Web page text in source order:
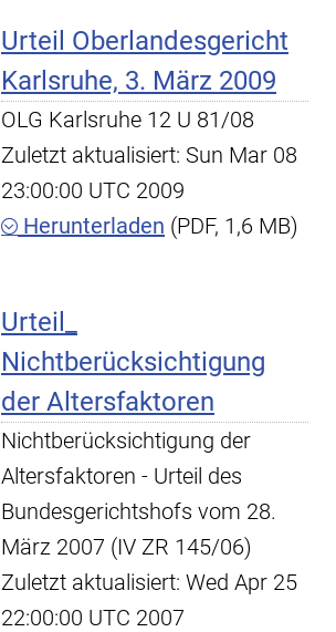
Urteil Oberlandesgericht
Karlsruhe, 3. März 2009
OLG Karlsruhe 12 U 81/08
Zuletzt aktualisiert: Sun Mar 08
23:00:00 UTC 2009
Herunterladen (PDF, 1,6 MB)
Urteil_
Nichtberücksichtigung
der Altersfaktoren
Nichtberücksichtigung der
Altersfaktoren - Urteil des
Bundesgerichtshofs vom 28.
März 2007 (IV ZR 145/06)
Zuletzt aktualisiert: Wed Apr 25
22:00:00 UTC 2007